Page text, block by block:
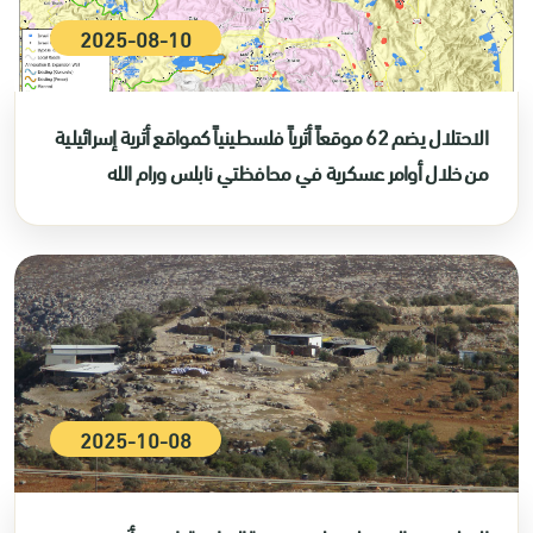
2025-08-10
الاحتلال يضم 62 موقعاً أثرياً فلسطينياً كمواقع أثرية إسرائيلية
من خلال أوامر عسكرية في محافظتي نابلس ورام الله
2025-10-08